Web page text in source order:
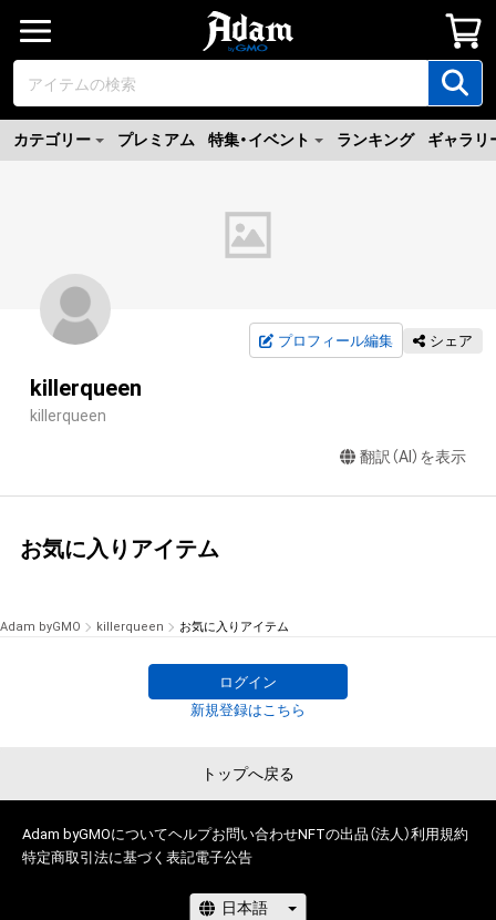
カテゴリー プレミアム 特集・イベント ランキング ギャラリ
プロフィール編集 シェア
killerqueen
killerqueen
翻訳（AI）を表示
お気に入りアイテム
Adam byGMO killerqueen お気に入りアイテム
ログイン
新規登録はこちら
トップへ戻る
Adam byGMOについてヘルプお問い合わせNFTの出品（法人）利用規約
特定商取引法に基づく表記電子公告